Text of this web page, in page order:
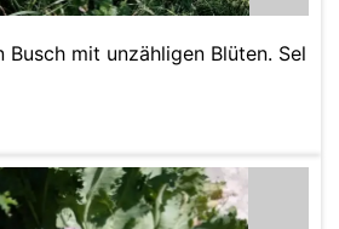
Busch mit unzähligen Blüten. Sel